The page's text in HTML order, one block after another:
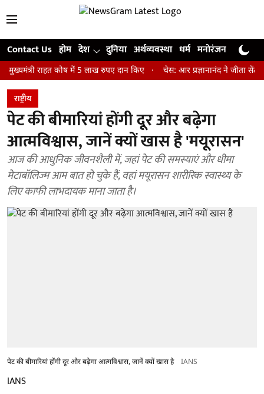
Contact Us होम देश दुनिया अर्थव्यवस्था धर्म मनोरंजन खेल
राहत कोष में 5 लाख रुपए दान किए चेस: आर प्रज्ञानानंद ने जीता सेंट लुइस
राष्ट्रीय
पेट की बीमारियां होंगी दूर और बढ़ेगा
आत्मविश्वास, जानें क्यों खास है 'मयूरासन'
आज की आधुनिक जीवनशैली में, जहां पेट की समस्याएं और धीमा
मेटाबॉलिज्म आम बात हो चुके हैं, वहां मयूरासन शारीरिक स्वास्थ्य के
लिए काफी लाभदायक माना जाता है।
पेट की बीमारियां होंगी दूर और बढ़ेगा आत्मविश्वास, जानें क्यों खास है IANS
IANS